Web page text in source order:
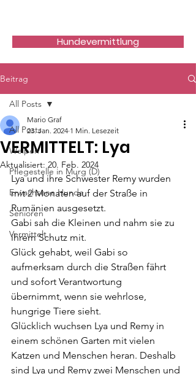
Hundevermittlung
Beitrag
All Posts
Welpen
Pflegestelle in Murg (D)
Erwachsene Hunde
Senioren
Vermittelt
All Posts
VERMITTELT: Lya
Mario Graf
23. Jan. 2024 1 Min. Lesezeit
Aktualisiert: 20. Feb. 2024
Lya und ihre Schwester Remy wurden
mit 2 Monaten auf der Straße in
Rumänien ausgesetzt.
Gabi sah die Kleinen und nahm sie zu
ihrem Schutz mit.
Glück gehabt, weil Gabi so
aufmerksam durch die Straßen fährt
und sofort Verantwortung
übernimmt, wenn sie wehrlose,
hungrige Tiere sieht.
Glücklich wuchsen Lya und Remy in
einem schönen Garten mit vielen
Katzen und Menschen heran. Deshalb
sind Lya und Remy zwei Menschen und